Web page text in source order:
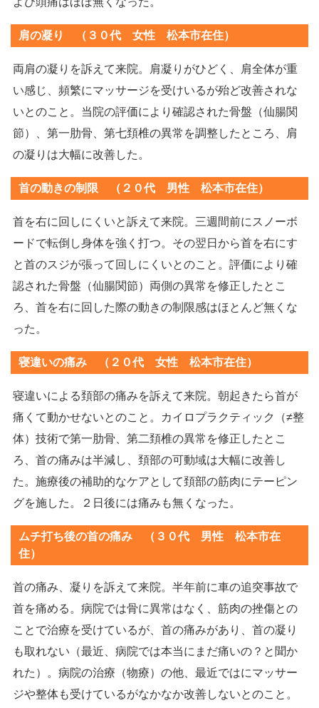
肩の凝り （３０代 女性 松本市在住）
両肩の凝りを訴えて来院。肩凝りがひどく、肩全体が重
い感じ、頻繁にマッサージを受けいるが殆ど改善されな
いとのこと。当院の評価により確認された骨盤（仙腸関
節）、第一肋骨、第七頚椎の異常を調整したところ、肩
の凝りは大幅に改善した。
首の動きの制限 （２０代 男性 松本市在住）
首を右に回しにくいと訴えて来院。三週間前にスノーボ
ードで転倒し身体を強く打つ。その翌日から首を右にす
と首のスジが張って回しにくいとのこと。評価により確
認された骨盤（仙腸関節）両側の異常を修正したとこ
ろ、首を右に回した際の動きの制限感はほとんど無くな
った。
寝違いの痛み （２０代 女性 松本市在住）
寝違いによる頚部の痛みを訴えて来院。朝起きたら首が
痛くて動かせないとのこと。カイロプラクティック（≠整
体）技術で第一肋骨、第二頚椎の異常を修正したとこ
ろ、首の痛みは半減し、頚部の可動域は大幅に改善し
た。施療後の補助的なケアとして頚部の筋肉にテーピン
グを施した。２日後には痛みも無くなった。
ムチ打ち後の首の痛み （３０代 男性 松本市在
住）
首の痛み、凝りを訴えて来院。半年前に車の追突事故で
首を痛める。病院では骨に異常はなく、筋肉の挫傷との
ことで治療を受けているが、首の痛みがあり、首の凝り
も取れない（最近、病院では本当にまだ痛いの？と聞か
れた）。病院の治療（物療）の他、最近ではにマッサー
ジや整体も受けているがなかなか改善しないとのこと。